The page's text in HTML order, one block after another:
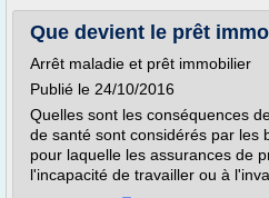
Que devient le prêt
Arrêt maladie et prêt immobilier
Publié le 24/10/2016
Quelles sont les conséquences
de santé sont considérés par les
pour laquelle les assurances de
l'incapacité de travailler ou à